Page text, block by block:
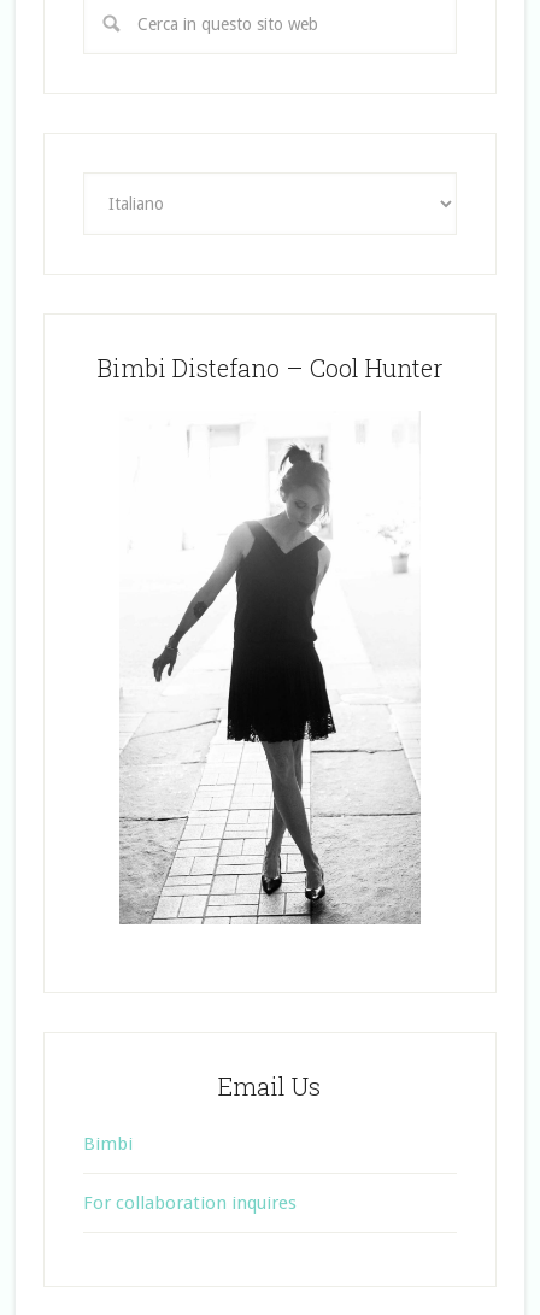
Bimbi Distefano – Cool Hunter
Email Us
Bimbi
For collaboration inquires